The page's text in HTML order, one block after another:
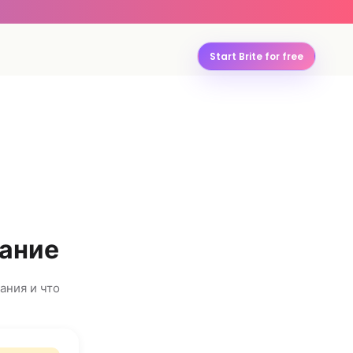
Start Brite for free
и что